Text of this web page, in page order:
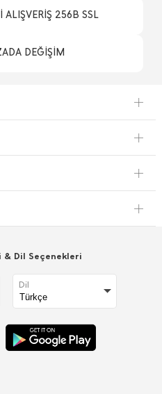
ALIŞVERİŞ 256B SSL
DEĞİŞİM
& Dil Seçenekleri
Dil